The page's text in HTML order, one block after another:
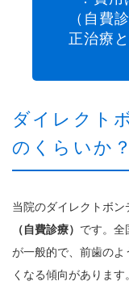
（自費
正治療
ダイレクト
のくらいか？
当院のダイレクトボン
（自費診療） です。全
が一般的で、前歯の
くなる傾向があります。